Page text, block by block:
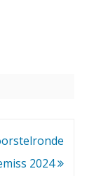
2024